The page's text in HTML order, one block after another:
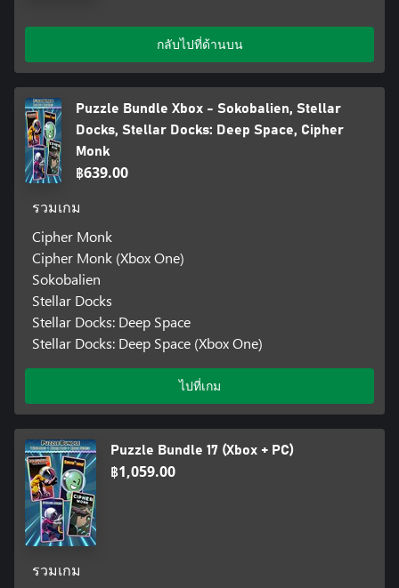
กลับไปที่ด้านบน
Puzzle Bundle Xbox - Sokobalien, Stellar
Docks, Stellar Docks: Deep Space, Cipher
Monk
฿639.00
รวมเกม
Cipher Monk
Cipher Monk (Xbox One)
Sokobalien
Stellar Docks
Stellar Docks: Deep Space
Stellar Docks: Deep Space (Xbox One)
ไปที่เกม
Puzzle Bundle 17 (Xbox + PC)
฿1,059.00
รวมเกม